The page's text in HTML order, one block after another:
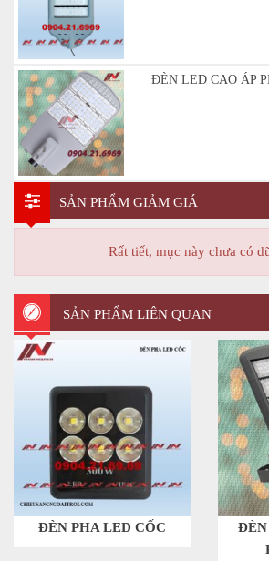
ĐÈN LED CAO ÁP
SẢN PHẨM GIẢM GIÁ
Rất tiết, mục này chưa có
SẢN PHẨM LIÊN QUAN
ĐÈN PHA LED CỐC
ĐÈN